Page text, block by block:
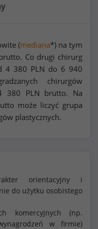
(mediana*) na tym
Co drugi chirurg
4 380 PLN do 6 940
chirurgów
380 PLN brutto. Na
może liczyć grupa
plastycznych.
orientacyjny i
do użytku osobistego
komercyjnych (np.
w firmie)